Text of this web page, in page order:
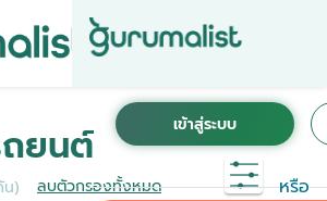
หรือ
ยนต์
) ลบตัวกรองทั้งหมด
านที่สะดวกที่สุด ระบบจะทำการเชื่อม
ใช้งาน KINTO ของคุณเข้ากับ
Gurumalist